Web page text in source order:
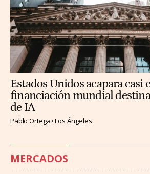
Estados Unidos acapara casi
financiación mundial
de IA
Pablo Ortega Los Ángeles
MERCADOS